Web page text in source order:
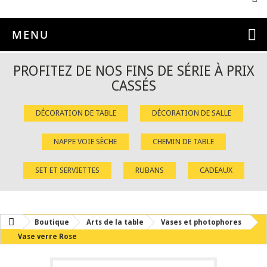
MENU
PROFITEZ DE NOS FINS DE SÉRIE À PRIX
CASSÉS
DÉCORATION DE TABLE DÉCORATION DE SALLE
NAPPE VOIE SÈCHE CHEMIN DE TABLE
SET ET SERVIETTES RUBANS CADEAUX
Boutique Arts de la table
Vases et photophores
Vase verre Rose